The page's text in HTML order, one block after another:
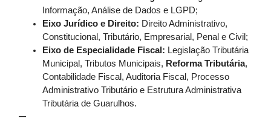
Informação, Análise de Dados e LGPD;
Eixo Jurídico e Direito: Direito Administrativo,
Constitucional, Tributário, Empresarial, Penal e Civil;
Eixo de Especialidade Fiscal: Legislação Tributária
Municipal, Tributos Municipais, Reforma Tributária,
Contabilidade Fiscal, Auditoria Fiscal, Processo
Administrativo Tributário e Estrutura Administrativa
Tributária de Guarulhos.
—